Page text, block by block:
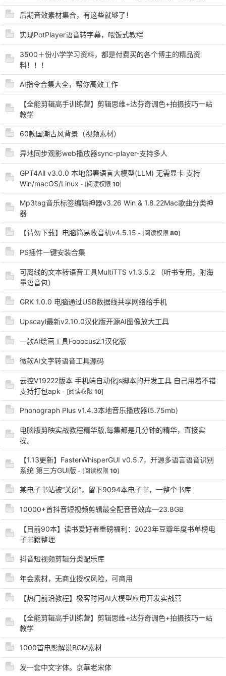
jie.
后期音效素材集合，有这些就够了！
实现PotPlayer语音转字幕，喂饭式教程
3500＋份小学学习资料，都是付费买的各个博主的精品资
料！！！
AI指令合集大全，帮你高效工作
【全能剪辑高手训练营】剪辑思维+达芬奇调色+拍摄技巧一站
教学
60款国潮古风背景（视频素材）
异地同步观影web播放器sync-player-支持多人
GPT4All v3.0.0 本地部署语言大模型(LLM) 无需显卡 支持
Win/macOS/Linux - [阅读权限 10]
Mp3tag音乐标签编辑神器v3.26 Win & 1.8.22Mac歌曲分类神
器
【请勿下载】电脑简易收音机v4.5.15 - [阅读权限 80]
PS插件一键安装合集
可离线的文本转语音工具MultiTTS v1.3.5.2 （听书专用，附海
量语音包）
GRK 1.0.0 电脑通过USB数据线共享网络给手机
Upscayl最新v2.10.0汉化版开源AI图像放大工具
一款AI绘画工具Fooocus2.1汉化版
微软AI文字转语音工具源码
云控V19222版本 手机端自动化js脚本的开发工具 自己用着不错
支持打包apk - [阅读权限 10]
Phonograph Plus v1.4.3本地音乐播放器(5.75mb)
电脑版剪映实战教程精华版,每集都是几分钟的精华，直接实
操。
【1.13更新】FasterWhisperGUI v0.5.7，开源多语言语音识别
系统 第三方GUI版 - [阅读权限 10]
某电子书站被“关闭”，留下9094本电子书，一整个书库
10000+首抖音短视频剪辑最全配音音效库—23.8GB
【目前90本】读书爱好者重磅福利：2023年豆瓣年度书单榜电
子书籍整理
抖音短视频剪辑分类配乐库
年会素材，无商业授权风险，可商用
【热门前沿教程】极客时间AI大模型应用开发实战营
【全能剪辑高手训练营】剪辑思维+达芬奇调色+拍摄技巧一站
教学
1000首电影解说BGM素材
发一套中文字体。京華老宋体